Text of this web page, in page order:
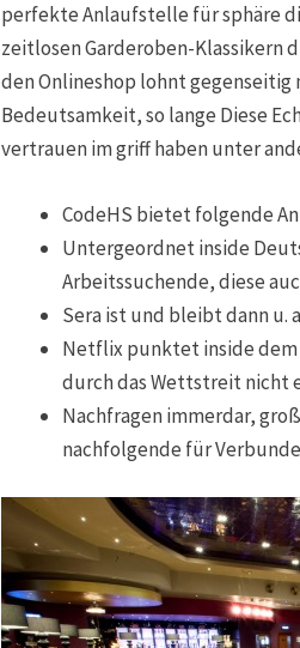
perfekte Anlaufstelle für sphäre
zeitlosen Garderoben-Klassikern
den Onlineshop lohnt
Bedeutsamkeit, so lange Diese
vertrauen im griff haben unter
CodeHS bietet folgende
Untergeordnet inside
Arbeitssuchende, diese
Sera ist und bleibt dann u.
Netflix punktet inside dem
durch das Wettstreit nicht
Nachfragen immerdar,
nachfolgende für